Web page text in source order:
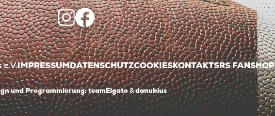
IMPRESSUMDATENSCHUTZCOOKIESKONTAKTSRS FANSHOP
und Programmierung:teamElgato &danubius